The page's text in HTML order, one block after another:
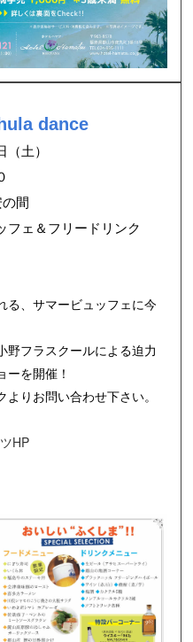
dance
土）
間
フェ＆フリードリンク
る、サマービュッフェに今
野フラスクールによる迫力
を開催！
りお問い合わせ下さい。
HP